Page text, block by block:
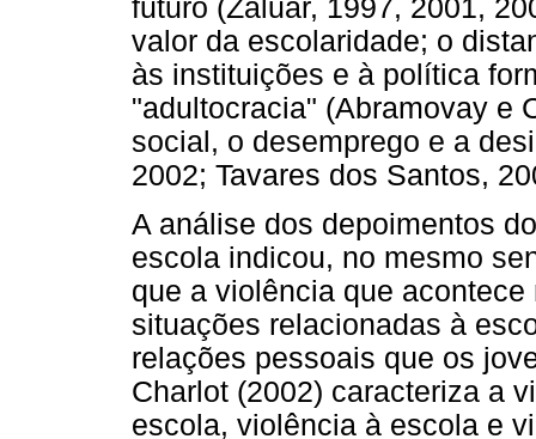
futuro (Zaluar, 1997, 2001,
valor da escolaridade; o
às instituições e à política
"adultocracia" (Abramovay e
social, o desemprego e a
2002; Tavares dos Santos,
A análise dos depoimentos
escola indicou, no mesmo
que a violência que
situações relacionadas à
relações pessoais que os
Charlot (2002) caracteriza a
escola, violência à escola e